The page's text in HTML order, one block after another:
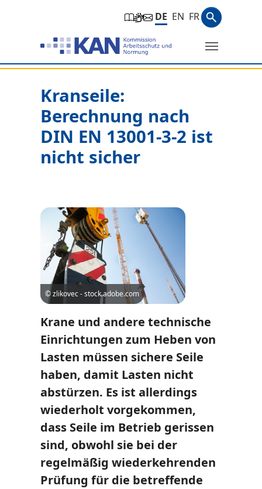
DE EN FR
Suche
Kranseile:
Berechnung nach
DIN EN 13001-3-2 ist
nicht sicher
Show larger version for:
© zlikovec - stock.adobe.com
Krane und andere technische
Einrichtungen zum Heben von
Lasten müssen sichere Seile
haben, damit Lasten nicht
abstürzen. Es ist allerdings
wiederholt vorgekommen,
dass Seile im Betrieb gerissen
sind, obwohl sie bei der
regelmäßig wiederkehrenden
Prüfung für die betreffende